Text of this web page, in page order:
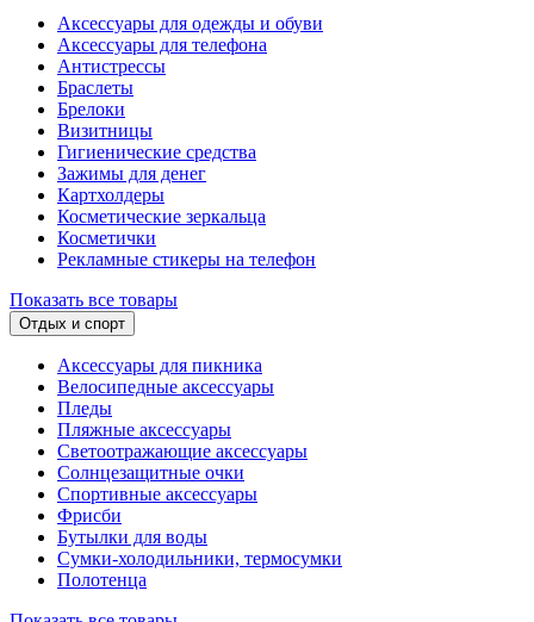
Аксессуары для одежды и обуви
Аксессуары для телефона
Антистрессы
Браслеты
Брелоки
Визитницы
Гигиенические средства
Зажимы для денег
Картхолдеры
Косметические зеркальца
Косметички
Рекламные стикеры на телефон
Показать все товары
Отдых и спорт
Аксессуары для пикника
Велосипедные аксессуары
Пледы
Пляжные аксессуары
Светоотражающие аксессуары
Солнцезащитные очки
Спортивные аксессуары
Фрисби
Бутылки для воды
Сумки-холодильники, термосумки
Полотенца